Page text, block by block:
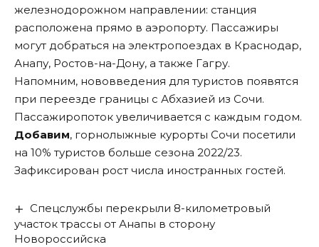
железнодорожном направлении: станция
расположена прямо в аэропорту. Пассажиры
могут добраться на электропоездах в Краснодар,
Анапу, Ростов-на-Дону, а также Гагру.
Напомним, нововведения для туристов появятся
при переезде границы с Абхазией из Сочи.
Пассажиропоток увеличивается с каждым годом.
Добавим, горнолыжные курорты Сочи посетили
на 10% туристов больше сезона 2022/23.
Зафиксирован рост числа иностранных гостей.
Спецслужбы перекрыли 8-километровый
участок трассы от Анапы в сторону
Новороссийска